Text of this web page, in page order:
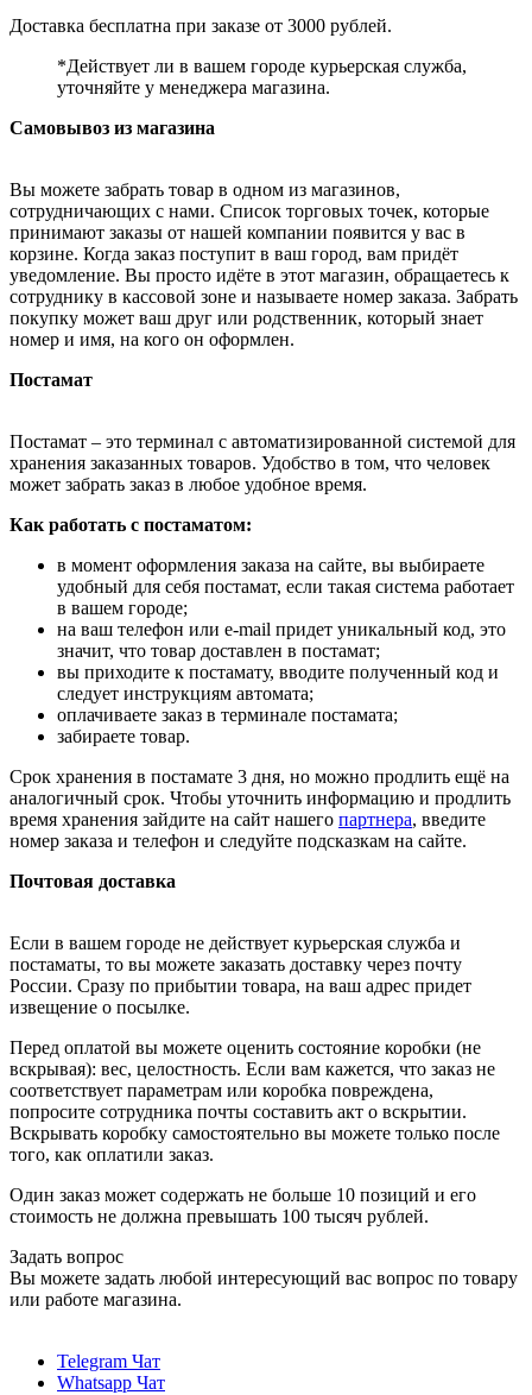
Доставка бесплатна при заказе от 3000 рублей.
*Действует ли в вашем городе курьерская служба,
уточняйте у менеджера магазина.
Самовывоз из магазина
Вы можете забрать товар в одном из магазинов,
сотрудничающих с нами. Список торговых точек, которые
принимают заказы от нашей компании появится у вас в
корзине. Когда заказ поступит в ваш город, вам придёт
уведомление. Вы просто идёте в этот магазин, обращаетесь к
сотруднику в кассовой зоне и называете номер заказа. Забрать
покупку может ваш друг или родственник, который знает
номер и имя, на кого он оформлен.
Постамат
Постамат – это терминал с автоматизированной системой для
хранения заказанных товаров. Удобство в том, что человек
может забрать заказ в любое удобное время.
Как работать с постаматом:
в момент оформления заказа на сайте, вы выбираете
удобный для себя постамат, если такая система работает
в вашем городе;
на ваш телефон или e-mail придет уникальный код, это
значит, что товар доставлен в постамат;
вы приходите к постамату, вводите полученный код и
следует инструкциям автомата;
оплачиваете заказ в терминале постамата;
забираете товар.
Срок хранения в постамате 3 дня, но можно продлить ещё на
аналогичный срок. Чтобы уточнить информацию и продлить
время хранения зайдите на сайт нашего партнера, введите
номер заказа и телефон и следуйте подсказкам на сайте.
Почтовая доставка
Если в вашем городе не действует курьерская служба и
постаматы, то вы можете заказать доставку через почту
России. Сразу по прибытии товара, на ваш адрес придет
извещение о посылке.
Перед оплатой вы можете оценить состояние коробки (не
вскрывая): вес, целостность. Если вам кажется, что заказ не
соответствует параметрам или коробка повреждена,
попросите сотрудника почты составить акт о вскрытии.
Вскрывать коробку самостоятельно вы можете только после
того, как оплатили заказ.
Один заказ может содержать не больше 10 позиций и его
стоимость не должна превышать 100 тысяч рублей.
Задать вопрос
Вы можете задать любой интересующий вас вопрос по товару
или работе магазина.
Telegram Чат
Whatsapp Чат